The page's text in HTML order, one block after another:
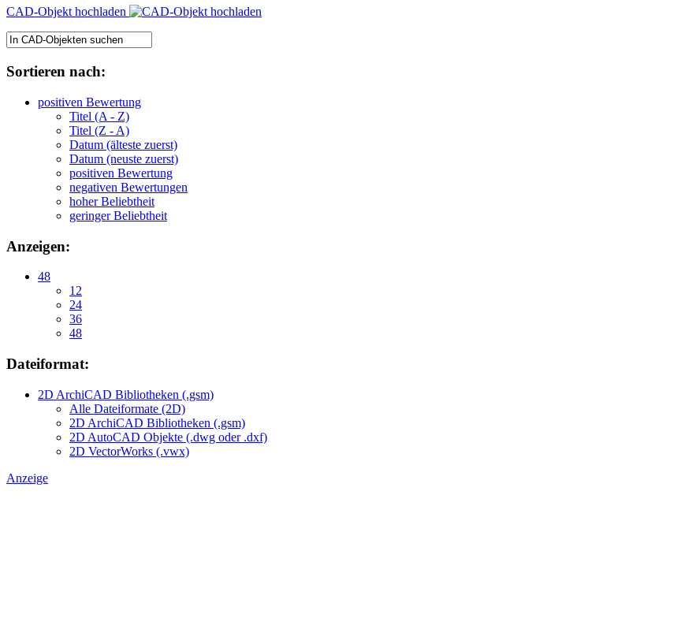
CAD-Objekt hochladen
Sortieren nach:
positiven Bewertung
Titel (A - Z)
Titel (Z - A)
Datum (älteste zuerst)
Datum (neuste zuerst)
positiven Bewertung
negativen Bewertungen
hoher Beliebtheit
geringer Beliebtheit
Anzeigen:
48
12
24
36
48
Dateiformat:
2D ArchiCAD Bibliotheken (.gsm)
Alle Dateiformate (2D)
2D ArchiCAD Bibliotheken (.gsm)
2D AutoCAD Objekte (.dwg oder .dxf)
2D VectorWorks (.vwx)
Anzeige